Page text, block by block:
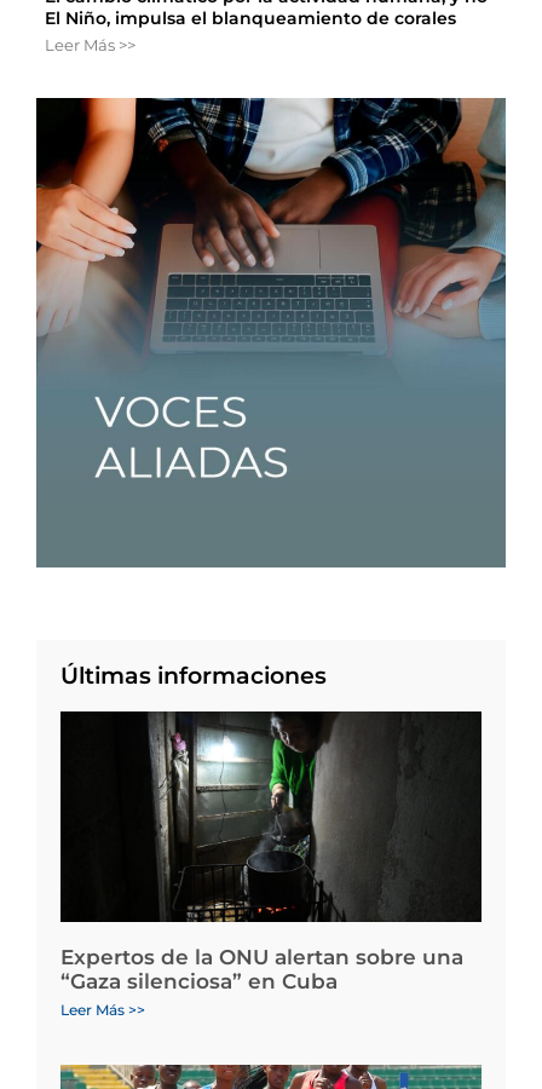
El Niño, impulsa el blanqueamiento de corales
Leer Más >>
Últimas informaciones
Expertos de la ONU alertan sobre una
“Gaza silenciosa” en Cuba
Leer Más >>